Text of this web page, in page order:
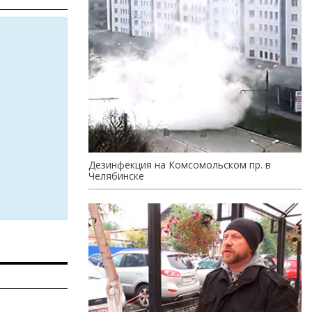
Дезинфекция на Комсомольском пр. в
Челябинске